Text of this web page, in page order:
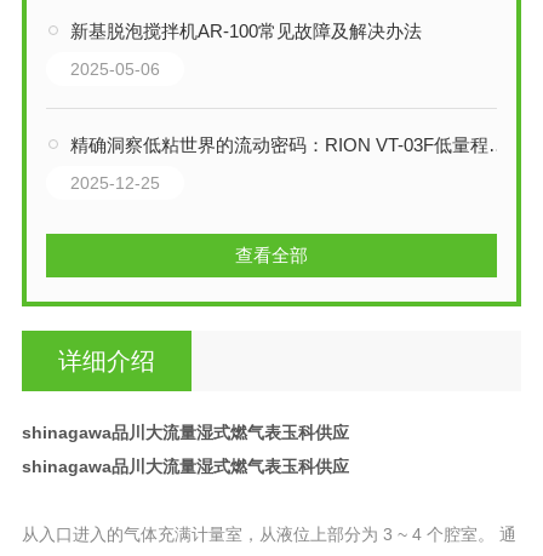
新基脱泡搅拌机AR-100常见故障及解决办法
2025-05-06
精确洞察低粘世界的流动密码：RION VT-03F低量程粘度计技术解析
2025-12-25
查看全部
详细介绍
shinagawa品川大流量湿式燃气表玉科供应
shinagawa品川大流量湿式燃气表玉科供应
从入口进入的气体充满计量室，从液位上部分为 3 ~ 4 个腔室。 通